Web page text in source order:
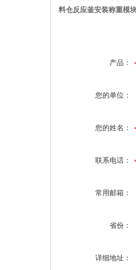
料仓反应釜安装称重模
产品：
您的单位：
您的姓名：
联系电话：
常用邮箱：
省份：
详细地址：